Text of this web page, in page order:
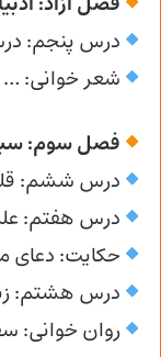
درس پنجم:
شعر خوانی: …
فصل سوم:
درس ششم:
درس هفتم:
حکایت: دعای
درس هشتم:
روان خوانی: